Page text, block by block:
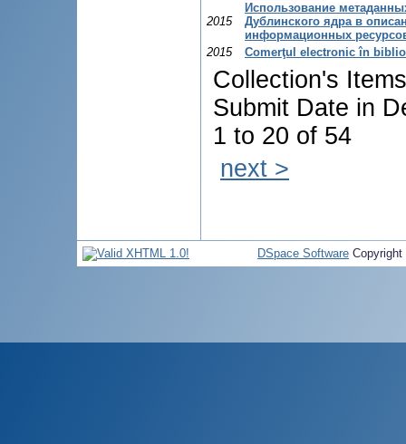
2015
Использование
Дублинского ядра в
информационных
2015
Comerţul electronic în
Collection's
Submit Date in
1 to 20 of 54
next >
DSpace Software